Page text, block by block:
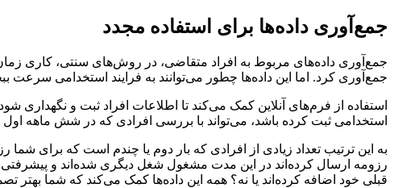
جمع‌آوری داده‌ها برای استفاده مجدد
جمع‌آوری داده‌های مربوط به افراد متقاضی، در روش‌های سنتی، کاری زمان‌بر
جمع‌آوری کرد. اما این داده‌ها چطور می‌توانند به فرایند استخدامی سرعت
استفاده از فرم‌های آنلاین کمک می‌کند تا اطلاعات افراد ثبت و
استخدامی ثبت کرده باشد، می‌تواند با بررسی افرادی که در شش ماهه
به این ترتیب تعداد زیادی از افرادی که بار دوم یا چندم است که برای
رزومه ارسال کرده‌اند در این مدت مشغول شغل دیگری شده‌اند و پیشرفتی
قبلی خود اضافه کرده‌اند یا نه؟ همه این داده‌ها کمک می‌کند که شما بهتر